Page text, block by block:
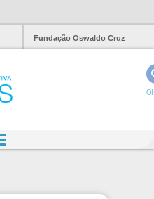
Fundação Oswaldo Cruz